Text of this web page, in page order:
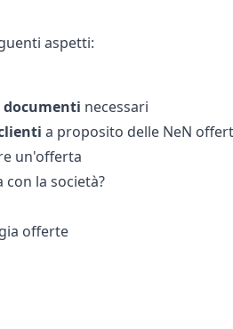
aspetti:
documenti necessari
a proposito delle NeN
un'offerta
la società?
offerte